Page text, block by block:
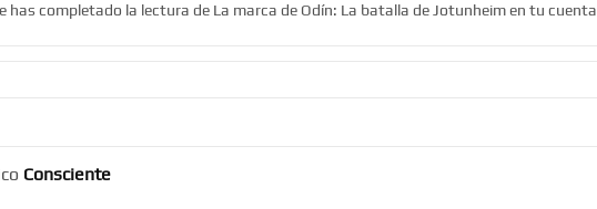
has completado la lectura de La marca de Odín: La batalla de Jotunheim en tu cuenta
Consciente